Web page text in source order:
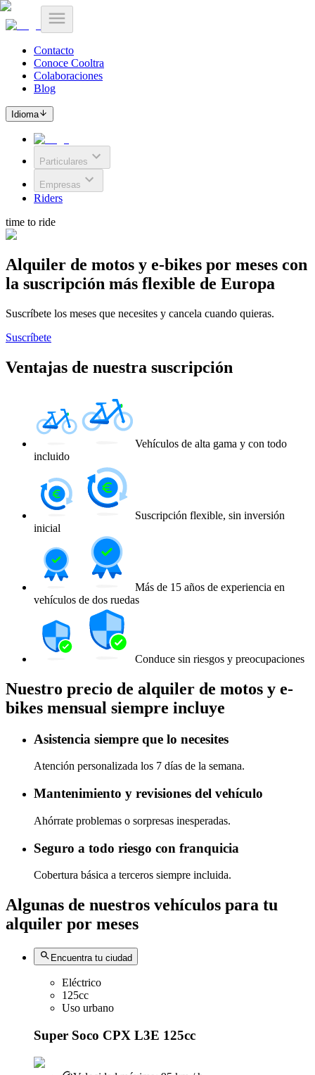
Contacto
Conoce Cooltra
Colaboraciones
Blog
Idioma
Particulares
Empresas
Riders
time to ride
Alquiler de motos y e-bikes por meses con
la suscripción más flexible de Europa
Suscríbete los meses que necesites y cancela cuando quieras.
Suscríbete
Ventajas de nuestra suscripción
Vehículos de alta gama y con todo
incluido
Suscripción flexible, sin inversión
inicial
Más de 15 años de experiencia en
vehículos de dos ruedas
Conduce sin riesgos y preocupaciones
Nuestro precio de alquiler de motos y e-
bikes mensual siempre incluye
Asistencia siempre que lo necesites
Atención personalizada los 7 días de la semana.
Mantenimiento y revisiones del vehículo
Ahórrate problemas o sorpresas inesperadas.
Seguro a todo riesgo con franquicia
Cobertura básica a terceros siempre incluida.
Algunas de nuestros vehículos para tu
alquiler por meses
Encuentra tu ciudad
Eléctrico
125cc
Uso urbano
Super Soco CPX L3E 125cc